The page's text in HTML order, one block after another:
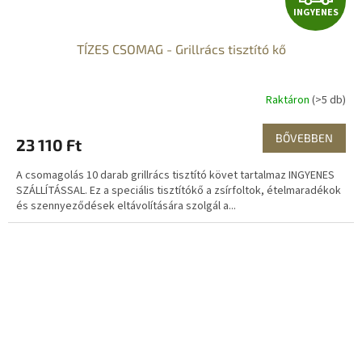
N
Y
E
N
E
S
INGYENES
TÍZES CSOMAG - Grillrács tisztító kő
Raktáron (>5 db)
23 110 Ft BŐVEBBEN
A csomagolás 10 darab grillrács tisztító követ tartalmaz INGYENES
SZÁLLÍTÁSSAL. Ez a speciális tisztítókő a zsírfoltok, ételmaradékok
és szennyeződések eltávolítására szolgál a...